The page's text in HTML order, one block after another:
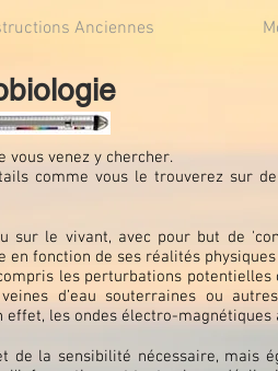
Anciennes
vous venez y chercher.
comme vous le trouverez sur
sur le vivant, avec pour but de
fonction de ses réalités
les perturbations
d’eau souterraines ou
les ondes électro-
de la sensibilité nécessaire, mais